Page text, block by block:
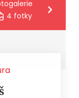
4 fotky